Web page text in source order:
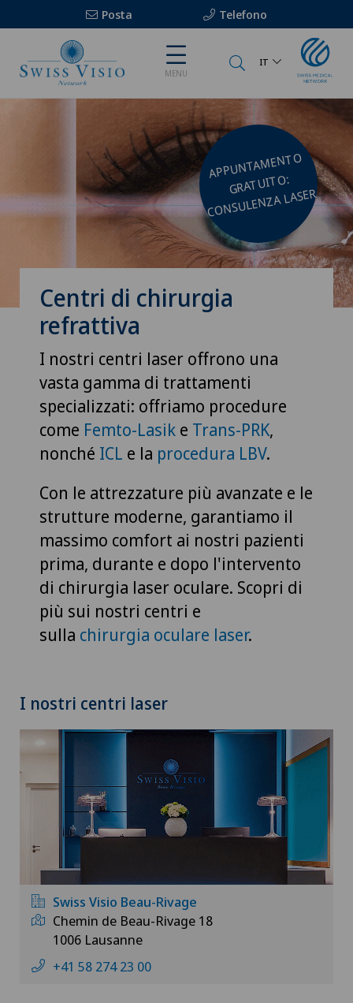
Posta Telefono
MENU
IT
APPUNTA
MENTO
GRATUITO:
CONSULENZA LASER
Centri di chirurgia
refrattiva
I nostri centri laser offrono una
vasta gamma di trattamenti
specializzati: offriamo procedure
come Femto-Lasik e Trans-PRK,
nonché ICL e la procedura LBV.
Con le attrezzature più avanzate e le
strutture moderne, garantiamo il
massimo comfort ai nostri pazienti
prima, durante e dopo l'intervento
di chirurgia laser oculare. Scopri di
più sui nostri centri e
sulla chirurgia oculare laser.
I nostri centri laser
Swiss Visio Beau-Rivage
Chemin de Beau-Rivage 18
1006 Lausanne
+41 58 274 23 00